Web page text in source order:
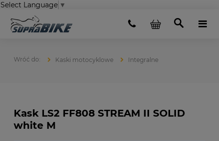
Select Language ▼
Kaski motocyklowe Integralne
Kask LS2 FF808 STREAM II SOLID
white M